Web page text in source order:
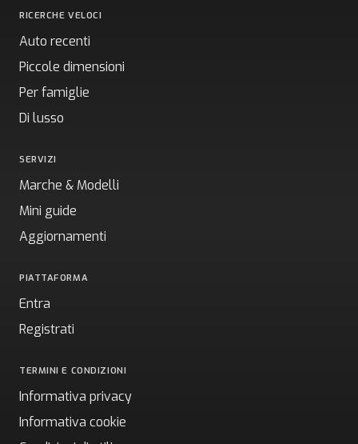
RICERCHE VELOCI
Auto recenti
Piccole dimensioni
Per famiglie
Di lusso
SERVIZI
Marche & Modelli
Mini guide
Aggiornamenti
PIATTAFORMA
Entra
Registrati
TERMINI E CONDIZIONI
Informativa privacy
Informativa cookie